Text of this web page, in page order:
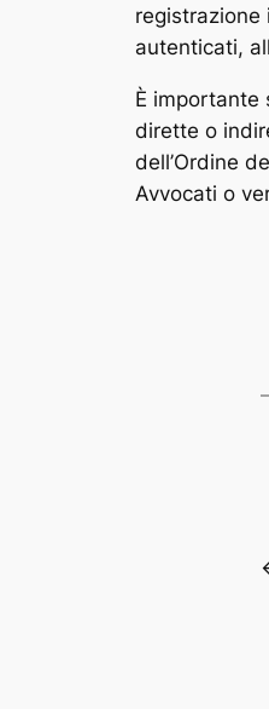
registrazione
autenticati,
È importante
dirette o
dell’Ordine
Avvocati o